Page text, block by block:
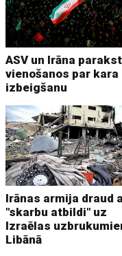
ASV un Irāna
vienošanos par kara
izbeigšanu
Irānas armija draud
"skarbu atbildi" uz
Izraēlas
Libānā